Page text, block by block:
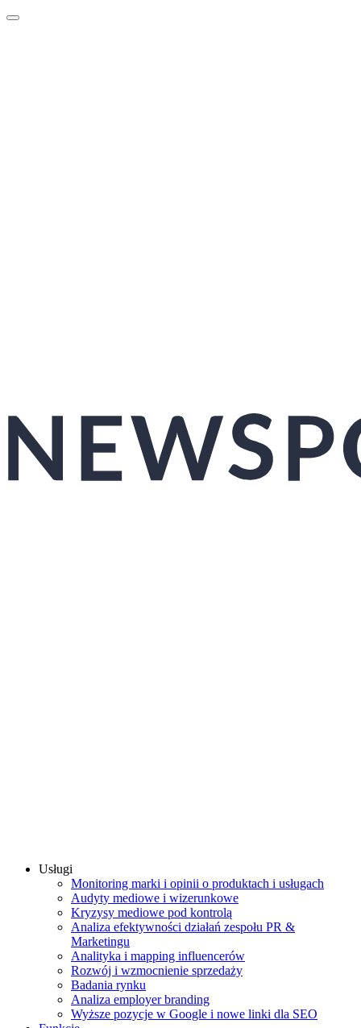
Usługi
Monitoring marki i opinii o produktach i usługach
Audyty mediowe i wizerunkowe
Kryzysy mediowe pod kontrolą
Analiza efektywności działań zespołu PR &
Marketingu
Analityka i mapping influencerów
Rozwój i wzmocnienie sprzedaży
Badania rynku
Analiza employer branding
Wyższe pozycje w Google i nowe linki dla SEO